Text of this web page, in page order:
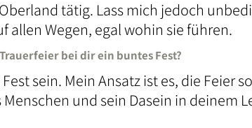
tätig. Lass mich jedoch
allen Wegen, egal wohin sie führen.
bei dir ein buntes Fest?
sein. Mein Ansatz ist es, die Feier
und sein Dasein in deinem